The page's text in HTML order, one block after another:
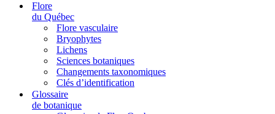
Flore
du Québec
Flore vasculaire
Bryophytes
Lichens
Sciences botaniques
Changements taxonomiques
Clés d’identification
Glossaire
de botanique